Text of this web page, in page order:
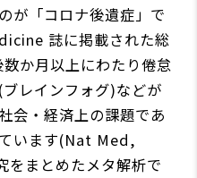
が「コロナ後遺症」で
誌に掲載された総
か月以上にわたり倦怠
レインフォグ)などが
会・経済上の課題であ
います(Nat Med,
をまとめたメタ解析で